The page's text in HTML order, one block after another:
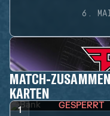
6.
MATCH-
KARTEN
1 GESPERRT